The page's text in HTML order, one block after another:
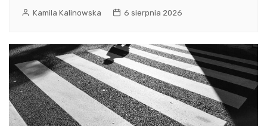
Kamila Kalinowska 6 sierpnia 2026